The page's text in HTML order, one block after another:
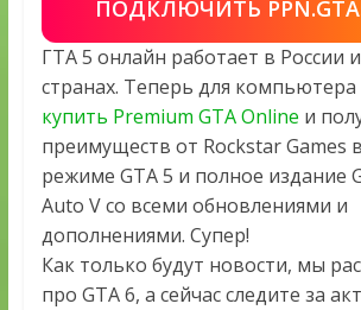
ПОДКЛЮЧИТЬ
ГТА 5 онлайн работает в России
странах. Теперь для
купить Premium GTA Online и
преимуществ от Rockstar Games
режиме GTA 5 и полное издание
Auto V со всеми обновлениями и
дополнениями. Супер!
Как только будут новости, мы
про GTA 6, а сейчас следите за